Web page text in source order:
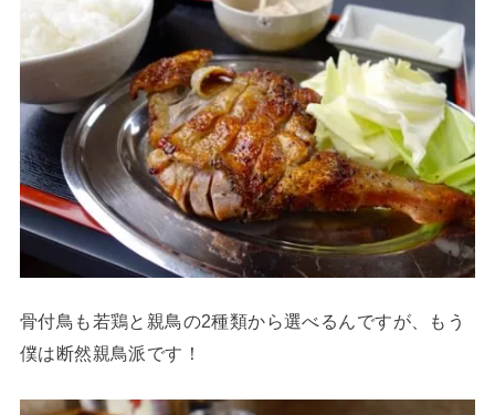
骨付鳥も若鶏と親鳥の2種類から選べるんですが、もう
僕は断然親鳥派です！